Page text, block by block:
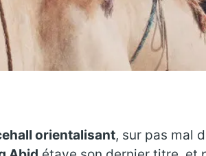
orientalisant, sur pas mal